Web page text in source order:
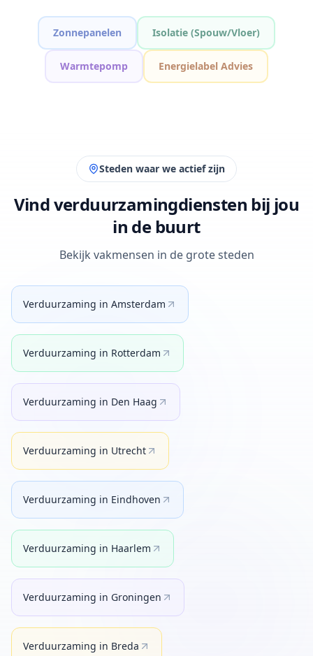
Zonnepanelen Isolatie (Spouw/Vloer)
Warmtepomp Energielabel Advies
Steden waar we actief zijn
Vind verduurzamingdiensten bij jou
in de buurt
Bekijk vakmensen in de grote steden
Verduurzaming in Amsterdam
Verduurzaming in Rotterdam
Verduurzaming in Den Haag
Verduurzaming in Utrecht
Verduurzaming in Eindhoven
Verduurzaming in Haarlem
Verduurzaming in Groningen
Verduurzaming in Breda